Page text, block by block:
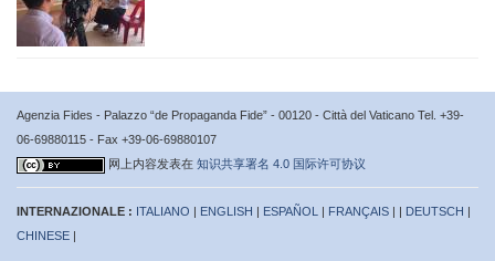
Agenzia Fides - Palazzo “de Propaganda Fide” - 00120 - Città del Vaticano Tel. +39-
06-69880115 - Fax +39-06-69880107
网上内容发表在 知识共享署名 4.0 国际许可协议
INTERNAZIONALE : ITALIANO | ENGLISH | ESPAÑOL | FRANÇAIS | | DEUTSCH |
CHINESE |